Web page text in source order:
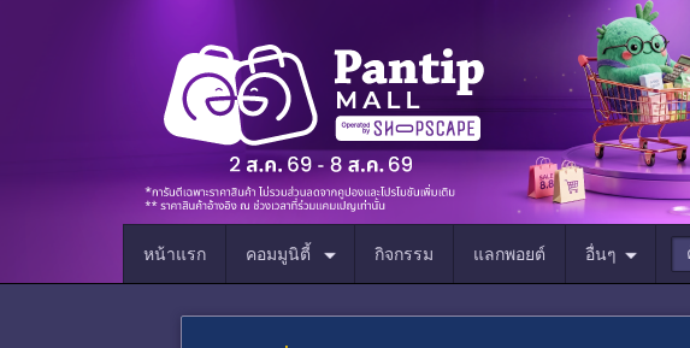
หน้าแรก คอมมูนิตี้ กิจกรรม แลกพอยต์ อื่นๆ